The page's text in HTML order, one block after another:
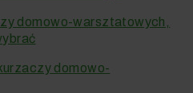
domowo-warsztatowych,
domowo-